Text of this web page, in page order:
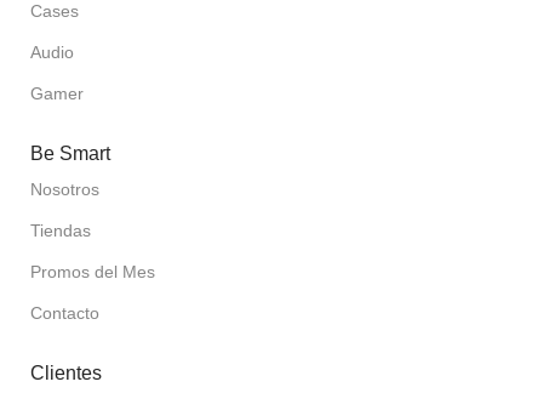
Cases
Audio
Gamer
Be Smart
Nosotros
Tiendas
Promos del Mes
Contacto
Clientes